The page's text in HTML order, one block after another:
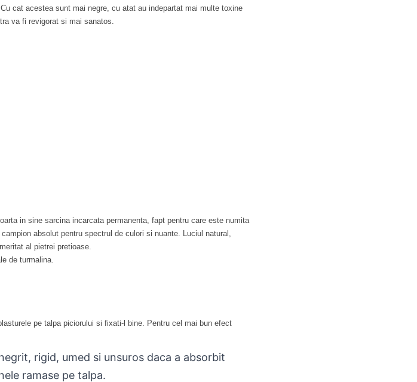
cat acestea sunt mai negre, cu atat au indepartat mai multe toxine
va fi revigorat si mai sanatos.
in sine sarcina incarcata permanenta, fapt pentru care este numita
absolut pentru spectrul de culori si nuante. Luciul natural,
al pietrei pretioase.
de turmalina.
pe talpa piciorului si fixati-l bine. Pentru cel mai bun efect
rigid, umed si unsuros daca a absorbit
ramase pe talpa.